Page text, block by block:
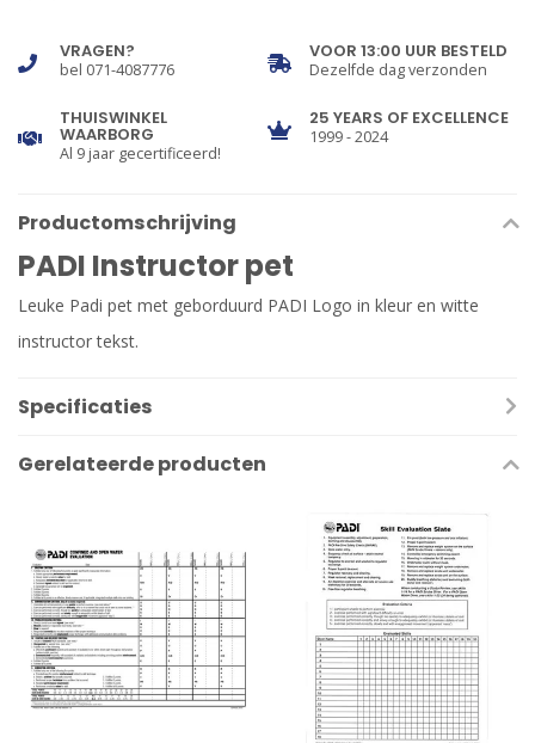
VRAGEN?
bel 071-4087776
VOOR 13:00 UUR BESTELD
Dezelfde dag verzonden
THUISWINKEL
WAARBORG
Al 9 jaar gecertificeerd!
25 YEARS OF EXCELLENCE
1999 - 2024
Productomschrijving
PADI Instructor pet
Leuke Padi pet met geborduurd PADI Logo in kleur en witte
instructor tekst.
Specificaties
Gerelateerde producten